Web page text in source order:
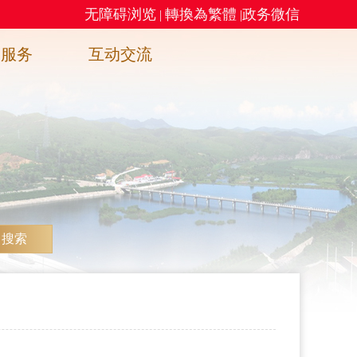
无障碍浏览 | 轉換為繁體 |政务微信
务 互动交流
搜索